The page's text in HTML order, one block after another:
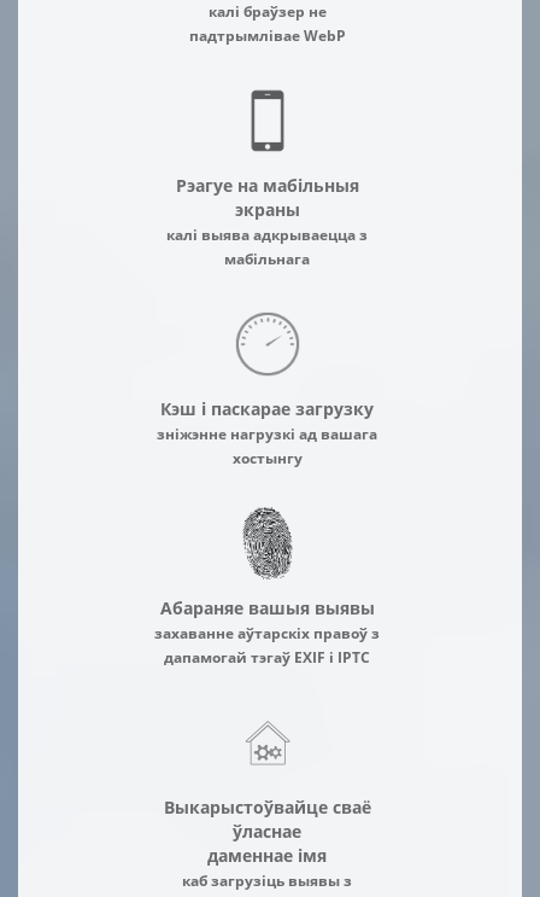
калі браўзер не
падтрымлівае WebP
Рэагуе на мабільныя
экраны
калі выява адкрываецца з
мабільнага
Кэш і паскарае загрузку
зніжэнне нагрузкі ад вашага
хостынгу
Абараняе вашыя выявы
захаванне аўтарскіх правоў з
дапамогай тэгаў EXIF і IPTC
Выкарыстоўвайце сваё
ўласнае
даменнае імя
каб загрузіць выявы з